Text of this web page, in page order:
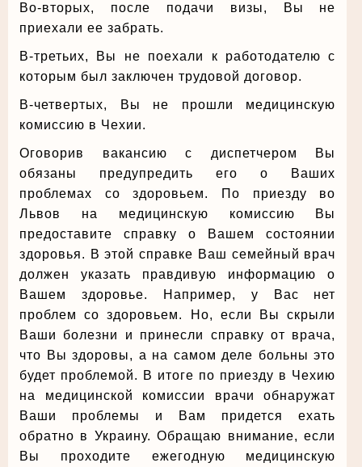
Во-вторых, после подачи визы, Вы не
приехали ее забрать.
В-третьих, Вы не поехали к работодателю с
которым был заключен трудовой договор.
В-четвертых, Вы не прошли медицинскую
комиссию в Чехии.
Оговорив вакансию с диспетчером Вы
обязаны предупредить его о Ваших
проблемах со здоровьем. По приезду во
Львов на медицинскую комиссию Вы
предоставите справку о Вашем состоянии
здоровья. В этой справке Ваш семейный врач
должен указать правдивую информацию о
Вашем здоровье. Например, у Вас нет
проблем со здоровьем. Но, если Вы скрыли
Ваши болезни и принесли справку от врача,
что Вы здоровы, а на самом деле больны это
будет проблемой. В итоге по приезду в Чехию
на медицинской комиссии врачи обнаружат
Ваши проблемы и Вам придется ехать
обратно в Украину. Обращаю внимание, если
Вы проходите ежегодную медицинскую